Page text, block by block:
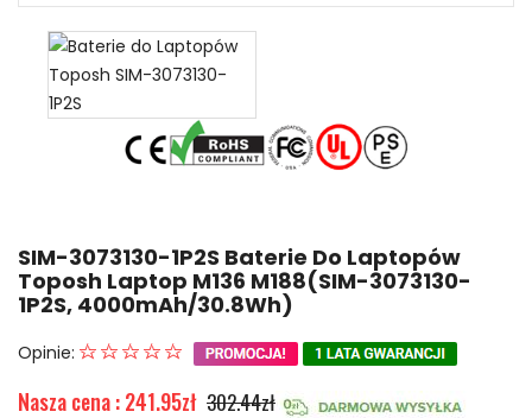
SIM-3073130-1P2S Baterie Do Laptopów
Toposh Laptop M136 M188(SIM-3073130-
1P2S, 4000mAh/30.8Wh)
Opinie:
Nasza cena : 241.95zł 302.44zł